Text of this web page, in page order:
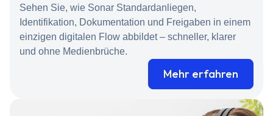
Sehen Sie, wie Sonar Standardanliegen,
Identifikation, Dokumentation und Freigaben in einem
einzigen digitalen Flow abbildet – schneller, klarer
und ohne Medienbrüche.
Mehr erfahren